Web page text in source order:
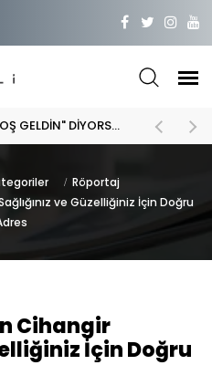
Röportaj
ve Güzelliğiniz İçin Doğru
Cihangir
İçin Doğru